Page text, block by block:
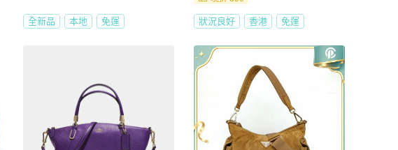
全新品 本地 免運 狀況良好 香港 免運